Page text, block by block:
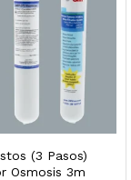
(3 Pasos)
Osmosis 3m
30M